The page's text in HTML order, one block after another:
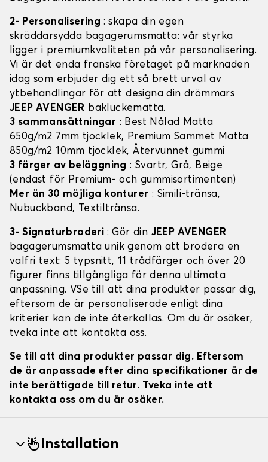
2- Personalisering : skapa din egen
skräddarsydda bagagerumsmatta: vår styrka
ligger i premiumkvaliteten på vår personalisering.
Vi är det enda franska företaget på marknaden
idag som erbjuder dig ett så brett urval av
ytbehandlingar för att designa din drömmars
JEEP AVENGER bakluckematta.
3 sammansättningar : Best Nålad Matta
650g/m2 7mm tjocklek, Premium Sammet Matta
850g/m2 10mm tjocklek, Återvunnet gummi
3 färger av beläggning : Svartr, Grå, Beige
(endast för Premium- och gummisortimenten)
Mer än 30 möjliga konturer : Simili-tränsa,
Nubuckband, Textiltränsa.
3- Signaturbroderi : Gör din JEEP AVENGER
bagagerumsmatta unik genom att brodera en
valfri text: 5 typsnitt, 11 trådfärger och över 20
figurer finns tillgängliga för denna ultimata
anpassning. VSe till att dina produkter passar dig,
eftersom de är personaliserade enligt dina
kriterier kan de inte återkallas. Om du är osäker,
tveka inte att kontakta oss.
Se till att dina produkter passar dig. Eftersom
de är anpassade efter dina specifikationer är de
inte berättigade till retur. Tveka inte att
kontakta oss om du är osäker.
Installation